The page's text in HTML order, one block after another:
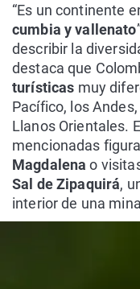
“Es un continente
cumbia y vallenato
describir la
destaca que
turísticas muy
Pacífico, los
Llanos Orientales.
mencionadas
Magdalena o
Sal de Zipaquirá,
interior de una